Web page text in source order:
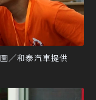
／和泰汽車提供